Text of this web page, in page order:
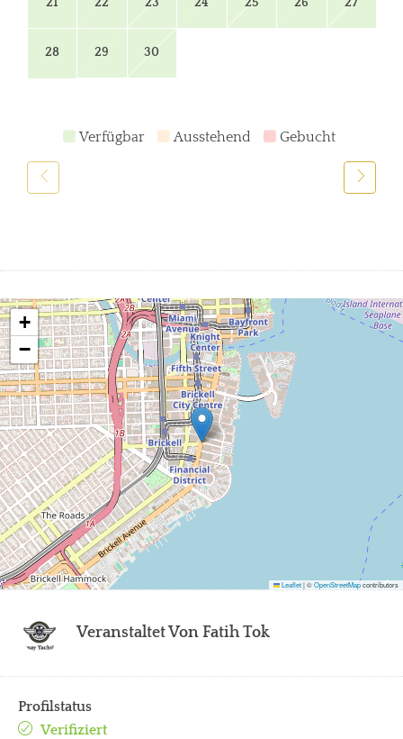
28 29 30
Verfügbar Ausstehend Gebucht
+
−
Leaflet|©OpenStreetMapcontributors
Veranstaltet Von Fatih Tok
Profilstatus
Verifiziert